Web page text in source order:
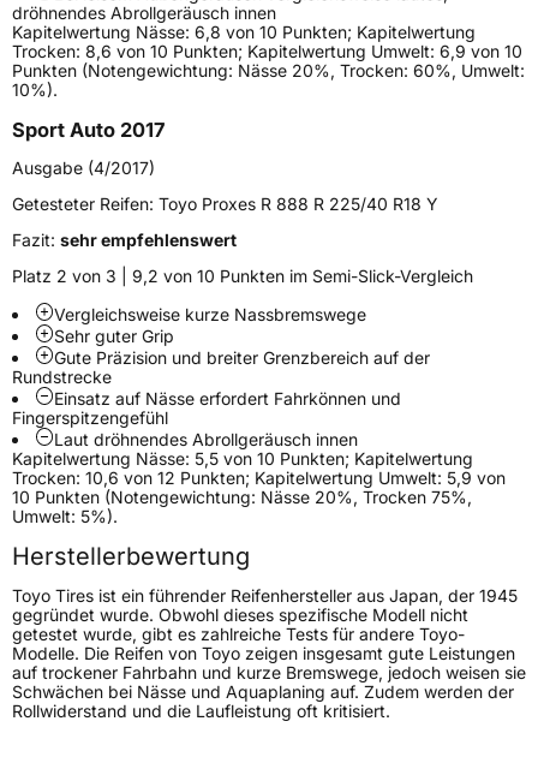
SchlauchtypTL
VerstärktXL
EU Label
EffizienzD
NasshaftungD
Rollgeräusch (Klasse)B
Rollgeräusch (dB)71
FahrzeugklasseC1
3PMSF / Schneeflockensymbol / Alpine-Symbol
EisgripNein
EPREL ID600386
Allgemeine Produktsicherheit (GPSR)
dröhnendes Abrollgeräusch innen
Kapitelwertung Nässe: 6,8 von 10 Punkten; Kapitelwertung
Trocken: 8,6 von 10 Punkten; Kapitelwertung Umwelt: 6,9 von 10
Punkten (Notengewichtung: Nässe 20%, Trocken: 60%, Umwelt:
10%).
Sport Auto 2017
Ausgabe (4/2017)
Getesteter Reifen: Toyo Proxes R 888 R 225/40 R18 Y
Fazit: sehr empfehlenswert
Platz 2 von 3 | 9,2 von 10 Punkten im Semi-Slick-Vergleich
Vergleichsweise kurze Nassbremswege
Sehr guter Grip
Gute Präzision und breiter Grenzbereich auf der
Rundstrecke
Einsatz auf Nässe erfordert Fahrkönnen und
Fingerspitzengefühl
Laut dröhnendes Abrollgeräusch innen
Kapitelwertung Nässe: 5,5 von 10 Punkten; Kapitelwertung
Trocken: 10,6 von 12 Punkten; Kapitelwertung Umwelt: 5,9 von
10 Punkten (Notengewichtung: Nässe 20%, Trocken 75%,
Umwelt: 5%).
Herstellerbewertung
Toyo Tires ist ein führender Reifenhersteller aus Japan, der 1945
gegründet wurde. Obwohl dieses spezifische Modell nicht
getestet wurde, gibt es zahlreiche Tests für andere Toyo-
Modelle. Die Reifen von Toyo zeigen insgesamt gute Leistungen
auf trockener Fahrbahn und kurze Bremswege, jedoch weisen sie
Schwächen bei Nässe und Aquaplaning auf. Zudem werden der
Rollwiderstand und die Laufleistung oft kritisiert.